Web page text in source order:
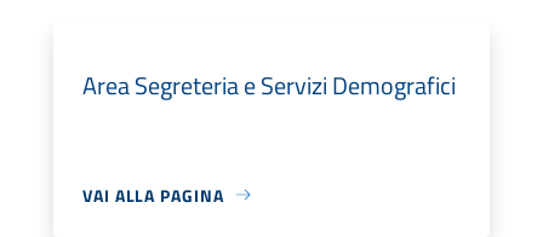
Area Segreteria e Servizi Demografici
VAI ALLA PAGINA